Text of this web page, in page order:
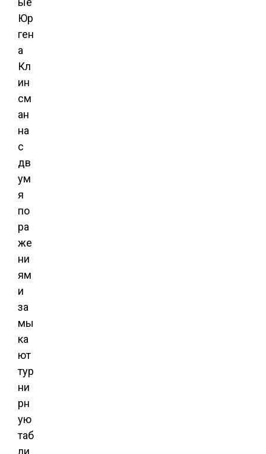
Юр
ген
а
Кл
ин
см
ан
на
с
дв
ум
я
по
ра
же
ни
ям
и
за
мы
ка
ют
тур
ни
рн
ую
таб
ли